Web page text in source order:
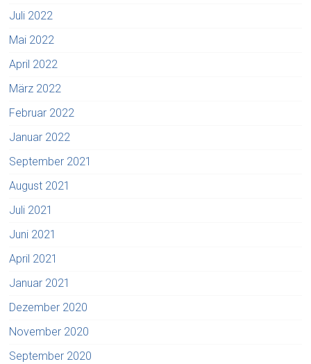
Juli 2022
Mai 2022
April 2022
März 2022
Februar 2022
Januar 2022
September 2021
August 2021
Juli 2021
Juni 2021
April 2021
Januar 2021
Dezember 2020
November 2020
September 2020